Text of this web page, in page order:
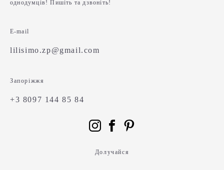
однодумців! Пишіть та дзвоніть!
E-mail
lilisimo.zp@gmail.com
Запоріжжя
+3 8097 144 85 84
Долучайся